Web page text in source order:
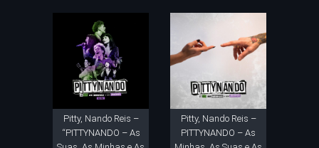
Pitty, Nando Reis –
“PITTYNANDO – As
Pitty, Nando Reis –
PITTYNANDO – As